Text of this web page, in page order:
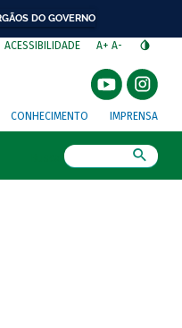
DO GOVERNO
ACESSIBILIDADE A+ A-
CONHECIMENTO IMPRENSA